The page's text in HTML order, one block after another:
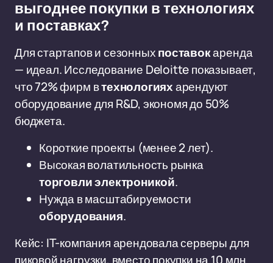
выгоднее покупки в технологиях
и поставках?
Для стартапов и сезонныхпоставокаренда
— идеал. Исследование Deloitte показывает,
что 72% фирм втехнологияхарендуют
оборудование для R&D, экономя до 50%
бюджета.
Короткие проекты (менее 2 лет).
Высокая волатильность рынка
торговли электроникой.
Нужда в масштабируемости
оборудования.
Кейс: IT-компания арендовала серверы для